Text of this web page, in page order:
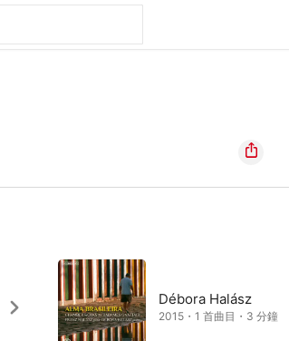
Débora Halász
2015・1 首曲目・3 分鐘